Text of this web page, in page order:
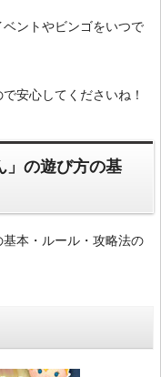
ントやビンゴをいつで
安心してくださいね！
」の遊び方の基
基本・ルール・攻略法の